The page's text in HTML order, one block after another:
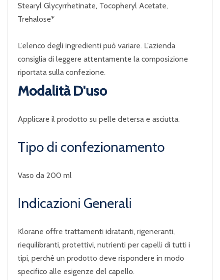
Stearyl Glycyrrhetinate, Tocopheryl Acetate,
Trehalose*
L’elenco degli ingredienti può variare. L'azienda
consiglia di leggere attentamente la composizione
riportata sulla confezione.
Modalità D'uso
Applicare il prodotto su pelle detersa e asciutta.
Tipo di confezionamento
Vaso da 200 ml
Indicazioni Generali
Klorane offre trattamenti idratanti, rigeneranti,
riequilibranti, protettivi, nutrienti per capelli di tutti i
tipi, perchè un prodotto deve rispondere in modo
specifico alle esigenze del capello.